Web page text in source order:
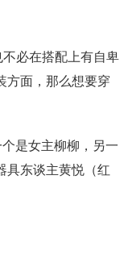
必在搭配上有自卑
方面，那么想要穿
是女主柳柳，另一
具东谈主黄悦（红